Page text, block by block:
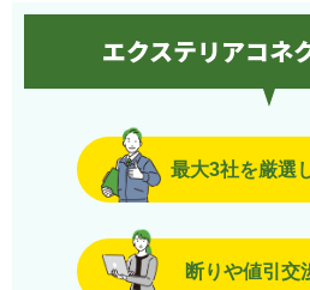
エクステリアコネ
最大3社を厳選
断りや値引交